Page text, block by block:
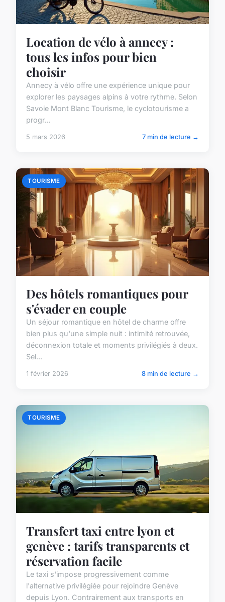
Location de vélo à annecy :
tous les infos pour bien
choisir
Annecy à vélo offre une expérience unique pour
explorer les paysages alpins à votre rythme. Selon
Savoie Mont Blanc Tourisme, le cyclotourisme a
progr...
5 mars 2026 7 min de lecture →
TOURISME
Des hôtels romantiques pour
s'évader en couple
Un séjour romantique en hôtel de charme offre
bien plus qu'une simple nuit : intimité retrouvée,
déconnexion totale et moments privilégiés à deux.
Sel...
1 février 2026 8 min de lecture →
TOURISME
Transfert taxi entre lyon et
genève : tarifs transparents et
réservation facile
Le taxi s'impose progressivement comme
l'alternative privilégiée pour rejoindre Genève
depuis Lyon. Contrairement aux transports en